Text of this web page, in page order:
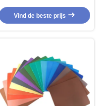
chemische en
ruimtevaartindustrie
Vind de beste prijs